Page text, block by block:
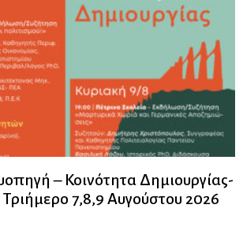
– Κοινότητα Δημιουργίας-
Τριήμερο 7,8,9 Αυγούστου 2026